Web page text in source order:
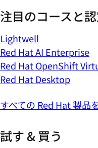
注目のコースと
Lightwell
Red Hat AI Enterprise
Red Hat OpenShift
Red Hat Desktop
すべての Red Hat 製品
試す & 買う